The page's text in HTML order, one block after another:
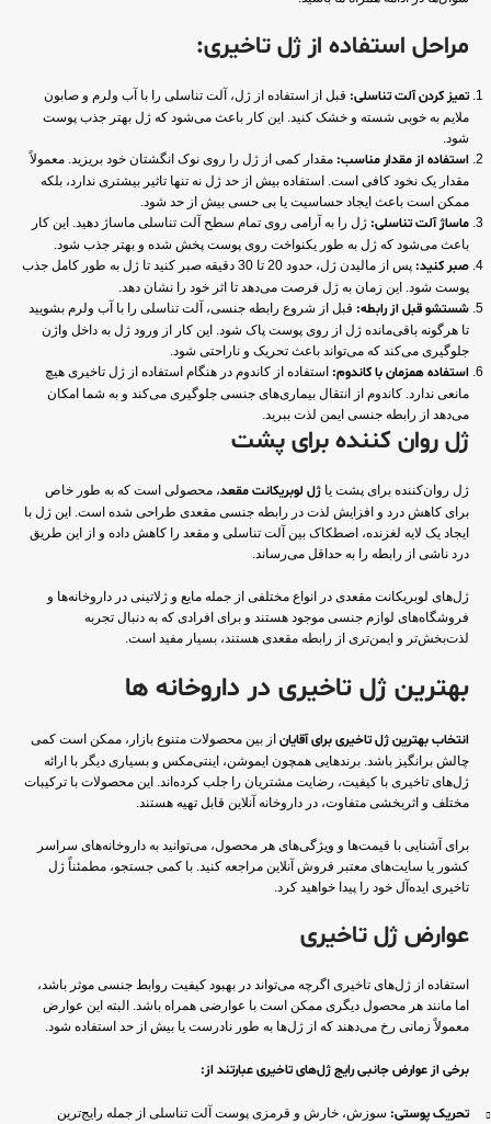
مراحل استفاده از ژل تاخیری:
تمیز کردن آلت تناسلی: قبل از استفاده از ژل، آلت تناسلی را با آب ولرم و صابون
ملایم به خوبی شسته و خشک کنید. این کار باعث می‌شود که ژل بهتر جذب پوست
شود.
استفاده از مقدار مناسب: مقدار کمی از ژل را روی نوک انگشتان خود بریزید. معمولاً
مقدار یک نخود کافی است. استفاده بیش از حد ژل نه تنها تاثیر بیشتری ندارد، بلکه
ممکن است باعث ایجاد حساسیت یا بی حسی بیش از حد شود.
ماساژ آلت تناسلی: ژل را به آرامی روی تمام سطح آلت تناسلی ماساژ دهید. این کار
باعث می‌شود که ژل به طور یکنواخت روی پوست پخش شده و بهتر جذب شود.
صبر کنید:
پس از مالیدن ژل، حدود 20 تا 30 دقیقه صبر کنید تا ژل به طور کامل جذب
پوست شود. این زمان به ژل فرصت می‌دهد تا اثر خود را نشان دهد.
شستشو قبل از رابطه: قبل از شروع رابطه جنسی، آلت تناسلی را با آب ولرم بشویید
تا هرگونه باقی‌مانده ژل از روی پوست پاک شود. این کار از ورود ژل به داخل واژن
جلوگیری می‌کند که می‌تواند باعث تحریک و ناراحتی شود.
استفاده همزمان با کاندوم: استفاده از کاندوم در هنگام استفاده از ژل تاخیری هیچ
مانعی ندارد. کاندوم از انتقال بیماری‌های جنسی جلوگیری می‌کند و به شما امکان
می‌دهد از رابطه جنسی ایمن لذت ببرید.
ژل روان کننده برای پشت
ژل روان‌کننده برای پشت یا ژل لوبریکانت مقعد، محصولی است که به طور خاص
برای کاهش درد و افزایش لذت در رابطه جنسی مقعدی طراحی شده است. این ژل با
ایجاد یک لایه لغزنده، اصطکاک بین آلت تناسلی و مقعد را کاهش داده و از این طریق
درد ناشی از رابطه را به حداقل می‌رساند.
ژل‌های لوبریکانت مقعدی در انواع مختلفی از جمله مایع و ژلاتینی در داروخانه‌ها و
فروشگاه‌های لوازم جنسی موجود هستند و برای افرادی که به دنبال تجربه
لذت‌بخش‌تر و ایمن‌تری از رابطه مقعدی هستند، بسیار مفید است.
بهترین ژل تاخیری در داروخانه ها
انتخاب بهترین ژل تاخیری برای آقایان از بین محصولات متنوع بازار، ممکن است کمی
چالش برانگیز باشد. برندهایی همچون ایموشن، اینتی‌مکس و بسیاری دیگر با ارائه
ژل‌های تاخیری با کیفیت، رضایت مشتریان را جلب کرده‌اند. این محصولات با ترکیبات
مختلف و اثربخشی متفاوت، در داروخانه‌ آنلاین قابل تهیه هستند.
برای آشنایی با قیمت‌ها و ویژگی‌های هر محصول، می‌توانید به داروخانه‌های سراسر
کشور یا سایت‌های معتبر فروش آنلاین مراجعه کنید. با کمی جستجو، مطمئناً ژل
تاخیری ایده‌آل خود را پیدا خواهید کرد.
عوارض ژل تاخیری
استفاده از ژل‌های تاخیری اگرچه می‌تواند در بهبود کیفیت روابط جنسی موثر باشد،
اما مانند هر محصول دیگری ممکن است با عوارضی همراه باشد. البته این عوارض
معمولاً زمانی رخ می‌دهند که از ژل‌ها به طور نادرست یا بیش از حد استفاده شود.
برخی از عوارض جانبی رایج ژل‌های تاخیری عبارتند از:
تحریک پوستی: سوزش، خارش و قرمزی پوست آلت تناسلی از جمله رایج‌ترین